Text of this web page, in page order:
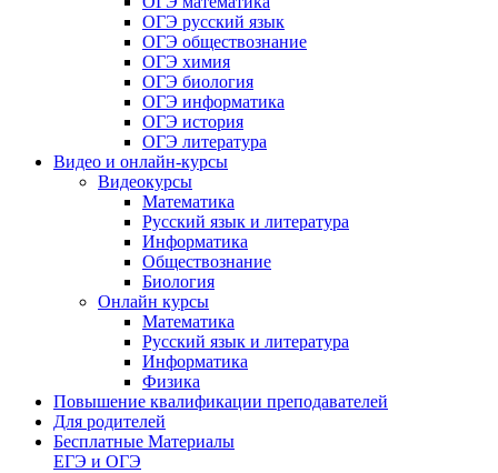
ОГЭ русский язык
ОГЭ обществознание
ОГЭ химия
ОГЭ биология
ОГЭ информатика
ОГЭ история
ОГЭ литература
Видео и онлайн-курсы
Видеокурсы
Математика
Русский язык и литература
Информатика
Обществознание
Биология
Онлайн курсы
Математика
Русский язык и литература
Информатика
Физика
Повышение квалификации преподавателей
Для родителей
Бесплатные Материалы
ЕГЭ и ОГЭ